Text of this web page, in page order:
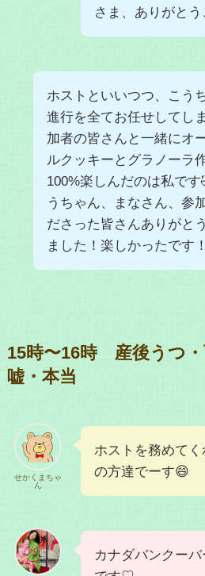
さま、ありがとう
ホストといいつつ、こう
進行を全てお任せしてし
加者の皆さんと一緒にオ
ルクッキーとグラノーラ
100%楽しんだのは私です
うちゃん、まなさん、参
ださった皆さんありがと
ました！楽しかったです！
15時〜16時 産後うつ
嘘・本当
せかくまちゃ
ん
ホストを務めて
の方達でーす😄
カナダバンクー